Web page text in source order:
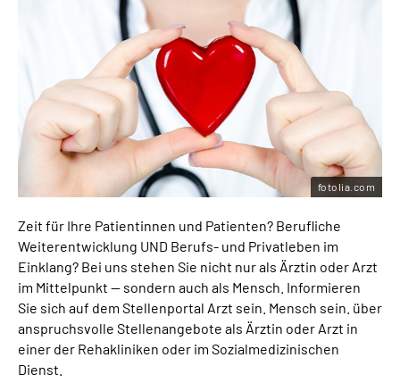
Zeit für Ihre Patientinnen und Patienten? Berufliche
Weiterentwicklung UND Berufs- und Privatleben im
Einklang? Bei uns stehen Sie nicht nur als Ärztin oder Arzt
im Mittelpunkt — sondern auch als Mensch. Informieren
Sie sich auf dem Stellenportal Arzt sein. Mensch sein. über
anspruchsvolle Stellenangebote als Ärztin oder Arzt in
einer der Rehakliniken oder im Sozialmedizinischen
Dienst.
fotolia.com